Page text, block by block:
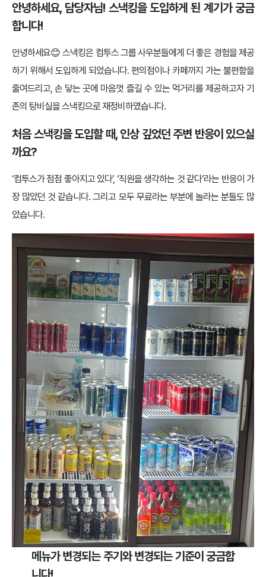
안녕하세요, 담당자님! 스낵킹을 도입하게 된 계기가 궁금
합니다!
안녕하세요😊 스낵킹은 컴투스 그룹 사우분들에게 더 좋은 경험을 제공
하기 위해서 도입하게 되었습니다. 편의점이나 카페까지 가는 불편함을
줄여드리고, 손 닿는 곳에 마음껏 즐길 수 있는 먹거리를 제공하고자 기
존의 탕비실을 스낵킹으로 재정비하였습니다.
처음 스낵킹을 도입할 때, 인상 깊었던 주변 반응이 있으실
까요?
‘컴투스가 점점 좋아지고 있다’, ‘직원을 생각하는 것 같다’라는 반응이 가
장 많았던 것 같습니다. 그리고 모두 무료라는 부분에 놀라는 분들도 많
았습니다.
메뉴가 변경되는 주기와 변경되는 기준이 궁금합
니다!